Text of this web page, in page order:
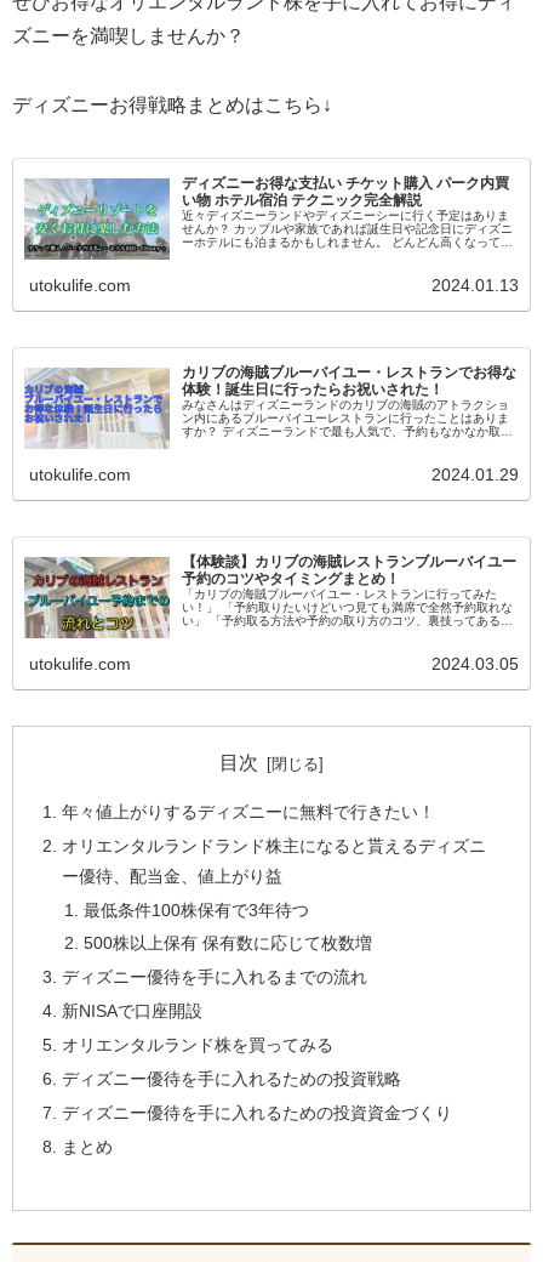
ズニーを満喫しませんか？
ディズニーお得戦略まとめはこちら↓
ディズニーお得な支払い チケット購入 パーク内買
い物 ホテル宿泊 テクニック完全解説
近々ディズニーランドやディズニーシーに行く予定はありま
せんか？ カップルや家族であれば誕生日や記念日にディズニ
ーホテルにも泊まるかもしれません。 どんどん高くなってい
utokulife.com 2024.01.13
カリブの海賊ブルーバイユー・レストランでお得な
体験！誕生日に行ったらお祝いされた！
みなさんはディズニーランドのカリブの海賊のアトラクショ
ン内にあるブルーバイユーレストランに行ったことはありま
すか？ ディズニーランドで最も人気で、予約もなかなか取れ
utokulife.com 2024.01.29
【体験談】カリブの海賊レストランブルーバイユー
予約のコツやタイミングまとめ！
「カリブの海賊ブルーバイユー・レストランに行ってみた
い！」 「予約取りたいけどいつ見ても満席で全然予約取れな
い」 「予約取る方法や予約の取り方のコツ、裏技ってある
utokulife.com 2024.03.05
目次
年々値上がりするディズニーに無料で行きたい！
オリエンタルランドランド株主になると貰えるディズニ
ー優待、配当金、値上がり益
最低条件100株保有で3年待つ
500株以上保有 保有数に応じて枚数増
ディズニー優待を手に入れるまでの流れ
新NISAで口座開設
オリエンタルランド株を買ってみる
ディズニー優待を手に入れるための投資戦略
ディズニー優待を手に入れるための投資資金づくり
まとめ